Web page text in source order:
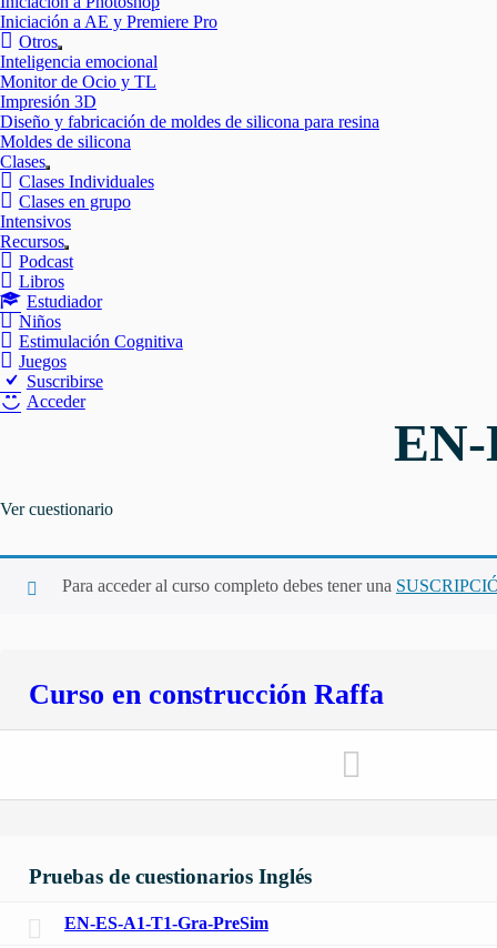
Iniciación a AE y Premiere Pro
Otros
Mostrar
el
submenú
Inteligencia emocional
Monitor de Ocio y TL
Impresión 3D
Diseño y fabricación de moldes de silicona para resina
Moldes de silicona
Clases
Mostrar
el
submenú
Clases Individuales
Clases en grupo
Intensivos
Recursos
Mostrar
el
Podcast
Libros
Estudiador
Niños
Estimulación Cognitiva
Juegos
Suscribirse
Acceder
EN-
Ver cuestionario
Para acceder al curso completo debes tener una
Curso en construcción Raffa
Pruebas de cuestionarios Inglés
EN-ES-A1-T1-Gra-PreSim